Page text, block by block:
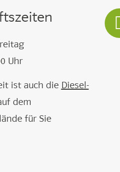
Uhr
ist auch die Diesel-
dem
für Sie